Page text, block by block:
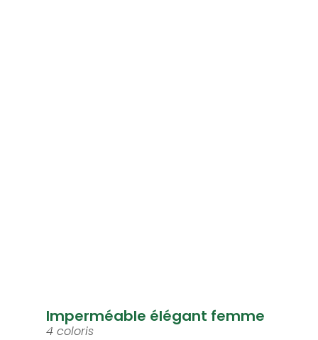
Imperméable élégant femme
4 coloris